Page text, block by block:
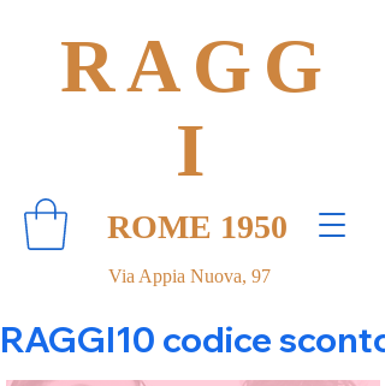
Via Appia Nuova, 97
RAGG
I
ROME 1950
RAGGI10 codice